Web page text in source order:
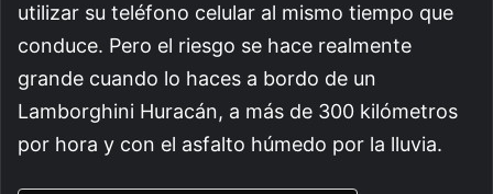
utilizar su teléfono celular al mismo tiempo que
conduce. Pero el riesgo se hace realmente
grande cuando lo haces a bordo de un
Lamborghini Huracán, a más de 300 kilómetros
por hora y con el asfalto húmedo por la lluvia.